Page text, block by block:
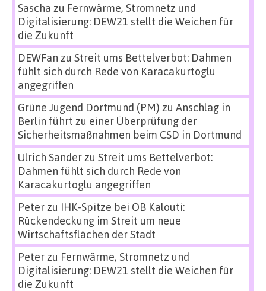
Sascha zu Fernwärme, Stromnetz und
Digitalisierung: DEW21 stellt die Weichen für
die Zukunft
DEWFan zu Streit ums Bettelverbot: Dahmen
fühlt sich durch Rede von Karacakurtoglu
angegriffen
Grüne Jugend Dortmund (PM) zu Anschlag in
Berlin führt zu einer Überprüfung der
Sicherheitsmaßnahmen beim CSD in Dortmund
Ulrich Sanderzu Streit ums Bettelverbot:
Dahmen fühlt sich durch Rede von
Karacakurtoglu angegriffen
Peterzu IHK-Spitze bei OB Kalouti:
Rückendeckung im Streit um neue
Wirtschaftsflächen der Stadt
Peterzu Fernwärme, Stromnetz und
Digitalisierung: DEW21 stellt die Weichen für
die Zukunft